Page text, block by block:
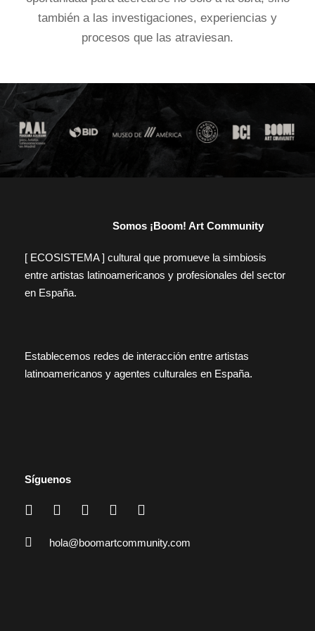
también a las investigaciones, experiencias y
procesos que las atraviesan.
Somos ¡Boom! Art Community
[ ECOSISTEMA ] cultural que promueve la simbiosis
entre artistas latinoamericanos y profesionales del sector
en España.
Establecemos redes de interacción entre artistas
latinoamericanos y agentes culturales en España.
Síguenos
hola@boomartcommunity.com